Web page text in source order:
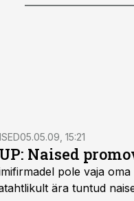
05.05.09, 15:21
Naised
pole vaja oma HPV-vaktsiine Eestis üldse
vabatahtlikult ära